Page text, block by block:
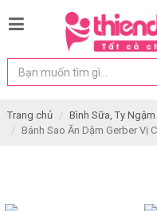
Trang chủ Bình Sữa, Ty Ngậm
Bánh Sao Ăn Dặm Gerber Vị